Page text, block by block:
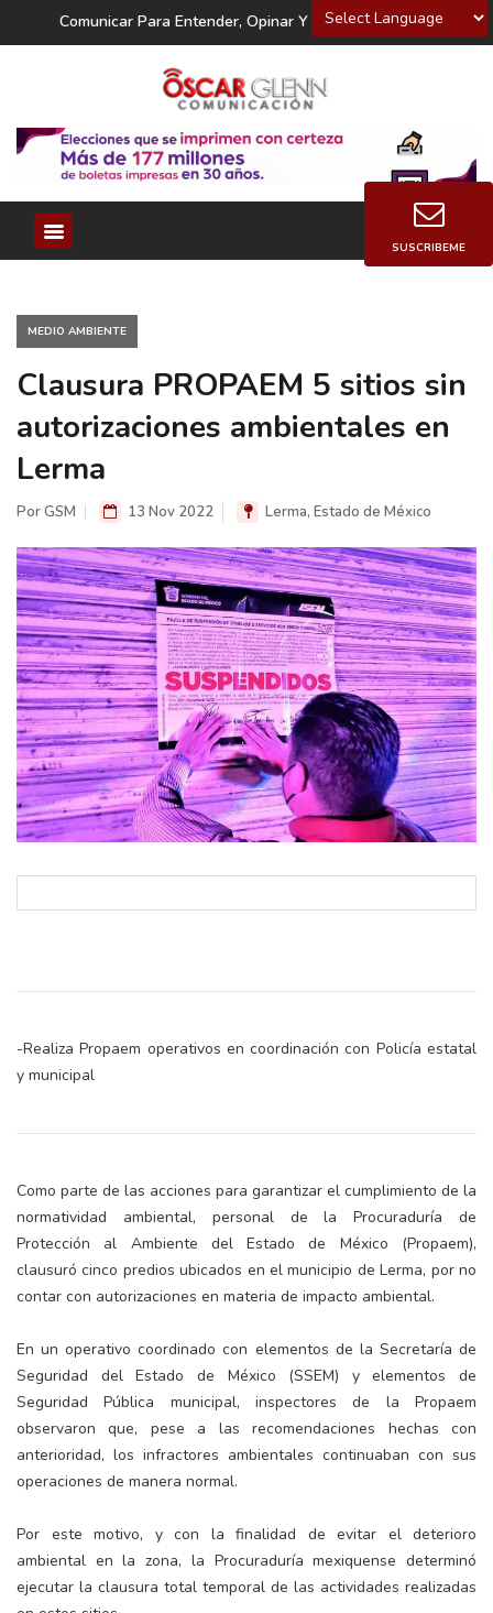
Powered by
Comunicar Para Entender, Opinar Y Decidir
MEDIO AMBIENTE
Clausura PROPAEM 5 sitios sin
autorizaciones ambientales en
Lerma
Por GSM 13 Nov 2022 Lerma, Estado de México
-Realiza Propaem operativos en coordinación con Policía estatal
y municipal
Como parte de las acciones para garantizar el cumplimiento de la
normatividad ambiental, personal de la Procuraduría de
Protección al Ambiente del Estado de México (Propaem),
clausuró cinco predios ubicados en el municipio de Lerma, por no
contar con autorizaciones en materia de impacto ambiental.
En un operativo coordinado con elementos de la Secretaría de
Seguridad del Estado de México (SSEM) y elementos de
Seguridad Pública municipal, inspectores de la Propaem
observaron que, pese a las recomendaciones hechas con
anterioridad, los infractores ambientales continuaban con sus
operaciones de manera normal.
Por este motivo, y con la finalidad de evitar el deterioro
ambiental en la zona, la Procuraduría mexiquense determinó
ejecutar la clausura total temporal de las actividades realizadas
SUSCRIBEME